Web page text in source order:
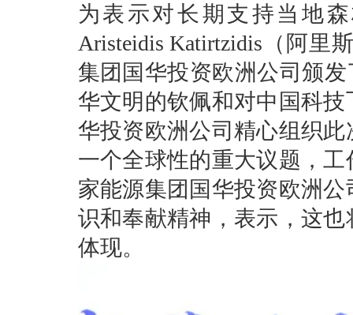
为表示对长期支持当地
Aristeidis Katirtzidis（阿里
集团国华投资欧洲公司颁
华文明的钦佩和对中国科
华投资欧洲公司精心组织
一个全球性的重大议题，
家能源集团国华投资欧洲
识和奉献精神，表示，这
体现。